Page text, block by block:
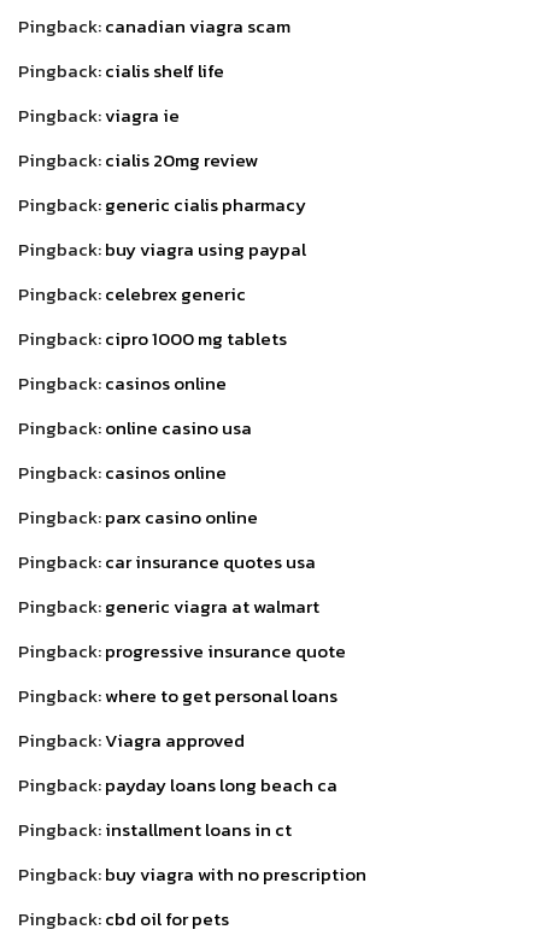
Pingback:canadian viagra scam
Pingback:cialis shelf life
Pingback:viagra ie
Pingback:cialis 20mg review
Pingback:generic cialis pharmacy
Pingback:buy viagra using paypal
Pingback:celebrex generic
Pingback:cipro 1000 mg tablets
Pingback:casinos online
Pingback:online casino usa
Pingback:casinos online
Pingback:parx casino online
Pingback:car insurance quotes usa
Pingback:generic viagra at walmart
Pingback:progressive insurance quote
Pingback:where to get personal loans
Pingback:Viagra approved
Pingback:payday loans long beach ca
Pingback:installment loans in ct
Pingback:buy viagra with no prescription
Pingback:cbd oil for pets